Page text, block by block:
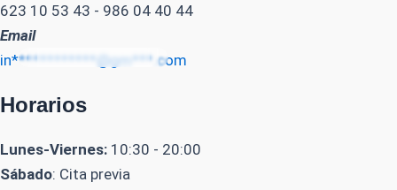
623 10 53 43 - 986 04 40 44
Email
in************@gm***.com
Horarios
Lunes-Viernes: 10:30 - 20:00
Sábado: Cita previa